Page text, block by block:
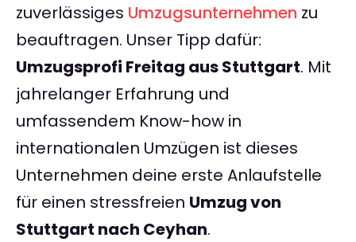
zuverlässiges Umzugsunternehmen zu
beauftragen. Unser Tipp dafür:
Umzugsprofi Freitag aus Stuttgart. Mit
jahrelanger Erfahrung und
umfassendem Know-how in
internationalen Umzügen ist dieses
Unternehmen deine erste Anlaufstelle
für einen stressfreien Umzug von
Stuttgart nach Ceyhan.